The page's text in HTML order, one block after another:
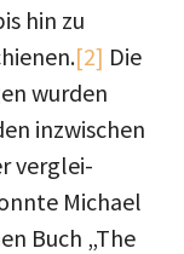
hin zu
[2] Die
wurden
inzwischen
verglei-
Michael
Buch „The